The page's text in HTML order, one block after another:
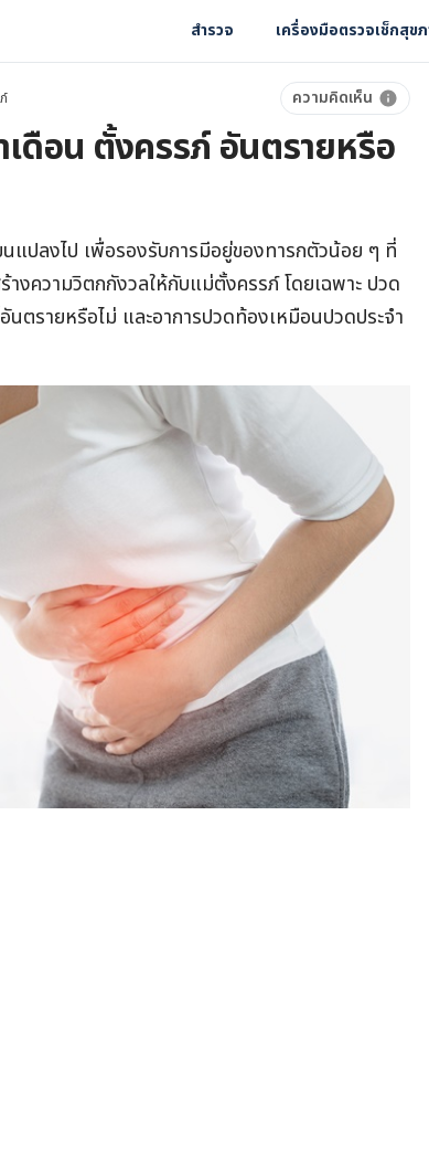
สำรวจ เครื่องมือตรวจเช็กสุข
ความคิดเห็น
ดือน ตั้งครรภ์ อันตรายหรือ
แปลงไป เพื่อรองรับการมีอยู่ของทารกตัวน้อย ๆ ที่
งความวิตกกังวลให้กับแม่ตั้งครรภ์ โดยเฉพาะ ปวด
ตรายหรือไม่ และอาการปวดท้องเหมือนปวดประจํา